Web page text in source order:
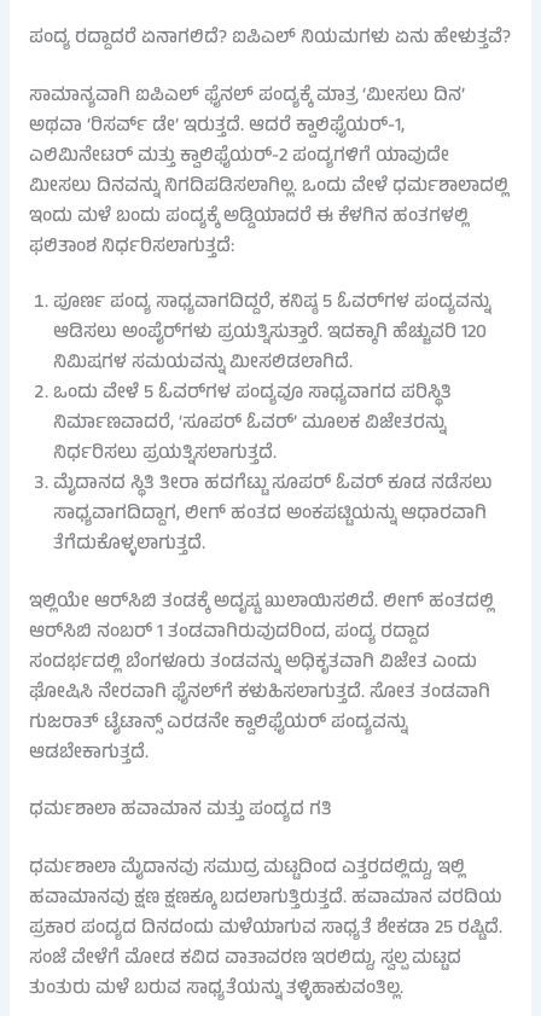
ಪಂದ್ಯ ರದ್ದಾದರೆ ಏನಾಗಲಿದೆ? ಐಪಿಎಲ್ ನಿಯಮಗಳು ಏನು ಹೇಳುತ್ತವೆ?
ಸಾಮಾನ್ಯವಾಗಿ ಐಪಿಎಲ್ ಫೈನಲ್ ಪಂದ್ಯಕ್ಕೆ ಮಾತ್ರ ‘ಮೀಸಲು ದಿನ’
ಅಥವಾ ‘ರಿಸರ್ವ್ ಡೇ’ ಇರುತ್ತದೆ. ಆದರೆ ಕ್ವಾಲಿಫೈಯರ್-1,
ಎಲಿಮಿನೇಟರ್ ಮತ್ತು ಕ್ವಾಲಿಫೈಯರ್-2 ಪಂದ್ಯಗಳಿಗೆ ಯಾವುದೇ
ಮೀಸಲು ದಿನವನ್ನು ನಿಗದಿಪಡಿಸಲಾಗಿಲ್ಲ. ಒಂದು ವೇಳೆ ಧರ್ಮಶಾಲಾದಲ್ಲಿ
ಇಂದು ಮಳೆ ಬಂದು ಪಂದ್ಯಕ್ಕೆ ಅಡ್ಡಿಯಾದರೆ ಈ ಕೆಳಗಿನ ಹಂತಗಳಲ್ಲಿ
ಫಲಿತಾಂಶ ನಿರ್ಧರಿಸಲಾಗುತ್ತದೆ:
ಪೂರ್ಣ ಪಂದ್ಯ ಸಾಧ್ಯವಾಗದಿದ್ದರೆ, ಕನಿಷ್ಠ 5 ಓವರ್‌ಗಳ ಪಂದ್ಯವನ್ನು
ಆಡಿಸಲು ಅಂಪೈರ್‌ಗಳು ಪ್ರಯತ್ನಿಸುತ್ತಾರೆ. ಇದಕ್ಕಾಗಿ ಹೆಚ್ಚುವರಿ 120
ನಿಮಿಷಗಳ ಸಮಯವನ್ನು ಮೀಸಲಿಡಲಾಗಿದೆ.
ಒಂದು ವೇಳೆ 5 ಓವರ್‌ಗಳ ಪಂದ್ಯವೂ ಸಾಧ್ಯವಾಗದ ಪರಿಸ್ಥಿತಿ
ನಿರ್ಮಾಣವಾದರೆ, ‘ಸೂಪರ್ ಓವರ್’ ಮೂಲಕ ವಿಜೇತರನ್ನು
ನಿರ್ಧರಿಸಲು ಪ್ರಯತ್ನಿಸಲಾಗುತ್ತದೆ.
ಮೈದಾನದ ಸ್ಥಿತಿ ತೀರಾ ಹದಗೆಟ್ಟು ಸೂಪರ್ ಓವರ್ ಕೂಡ ನಡೆಸಲು
ಸಾಧ್ಯವಾಗದಿದ್ದಾಗ, ಲೀಗ್ ಹಂತದ ಅಂಕಪಟ್ಟಿಯನ್ನು ಆಧಾರವಾಗಿ
ತೆಗೆದುಕೊಳ್ಳಲಾಗುತ್ತದೆ.
ಇಲ್ಲಿಯೇ ಆರ್​ಸಿಬಿ ತಂಡಕ್ಕೆ ಅದೃಷ್ಟ ಖುಲಾಯಿಸಲಿದೆ. ಲೀಗ್ ಹಂತದಲ್ಲಿ
ಆರ್​ಸಿಬಿ ನಂಬರ್ 1 ತಂಡವಾಗಿರುವುದರಿಂದ, ಪಂದ್ಯ ರದ್ದಾದ
ಸಂದರ್ಭದಲ್ಲಿ ಬೆಂಗಳೂರು ತಂಡವನ್ನು ಅಧಿಕೃತವಾಗಿ ವಿಜೇತ ಎಂದು
ಘೋಷಿಸಿ ನೇರವಾಗಿ ಫೈನಲ್‌ಗೆ ಕಳುಹಿಸಲಾಗುತ್ತದೆ. ಸೋತ ತಂಡವಾಗಿ
ಗುಜರಾತ್ ಟೈಟಾನ್ಸ್ ಎರಡನೇ ಕ್ವಾಲಿಫೈಯರ್ ಪಂದ್ಯವನ್ನು
ಆಡಬೇಕಾಗುತ್ತದೆ.
ಧರ್ಮಶಾಲಾ ಹವಾಮಾನ ಮತ್ತು ಪಂದ್ಯದ ಗತಿ
ಧರ್ಮಶಾಲಾ ಮೈದಾನವು ಸಮುದ್ರ ಮಟ್ಟದಿಂದ ಎತ್ತರದಲ್ಲಿದ್ದು, ಇಲ್ಲಿ
ಹವಾಮಾನವು ಕ್ಷಣ ಕ್ಷಣಕ್ಕೂ ಬದಲಾಗುತ್ತಿರುತ್ತದೆ. ಹವಾಮಾನ ವರದಿಯ
ಪ್ರಕಾರ ಪಂದ್ಯದ ದಿನದಂದು ಮಳೆಯಾಗುವ ಸಾಧ್ಯತೆ ಶೇಕಡಾ 25 ರಷ್ಟಿದೆ.
ಸಂಜೆ ವೇಳೆಗೆ ಮೋಡ ಕವಿದ ವಾತಾವರಣ ಇರಲಿದ್ದು, ಸ್ವಲ್ಪ ಮಟ್ಟದ
ತುಂತುರು ಮಳೆ ಬರುವ ಸಾಧ್ಯತೆಯನ್ನು ತಳ್ಳಿಹಾಕುವಂತಿಲ್ಲ.